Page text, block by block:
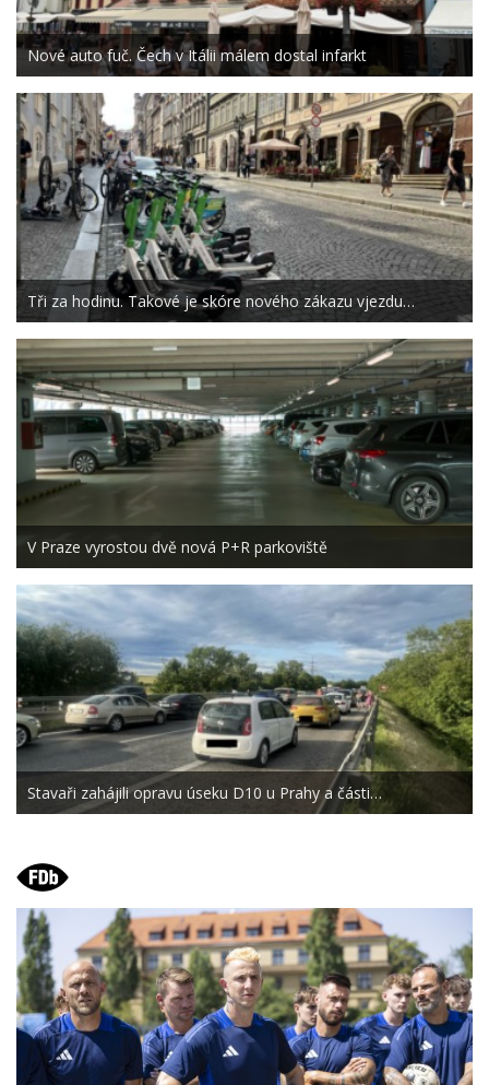
Nové auto fuč. Čech v Itálii málem dostal infarkt
Tři za hodinu. Takové je skóre nového zákazu vjezdu…
V Praze vyrostou dvě nová P+R parkoviště
Stavaři zahájili opravu úseku D10 u Prahy a části…